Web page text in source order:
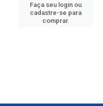
Faça seu login ou
cadastre-se para
comprar.